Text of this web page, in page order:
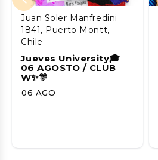
Juan Soler Manfredini
1841, Puerto Montt,
Chile
Jueves University🎓
06 AGOSTO / CLUB
W✨🎊
06 AGO